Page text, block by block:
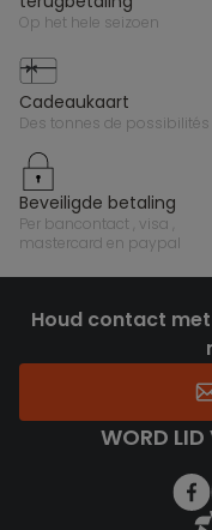
op het hele seizoen
cadeaukaart
des tonnes de possibilités
beveiligde betaling
per bancontact , visa ,
mastercard en paypal
Houd contact met
WORD